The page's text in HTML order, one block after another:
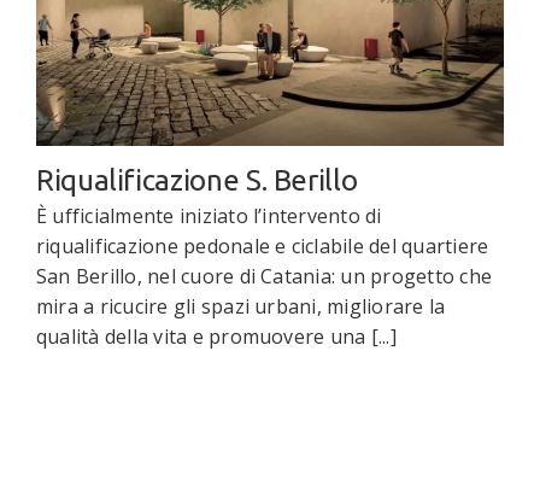
Riqualificazione S. Berillo
È ufficialmente iniziato l’intervento di
riqualificazione pedonale e ciclabile del quartiere
San Berillo, nel cuore di Catania: un progetto che
mira a ricucire gli spazi urbani, migliorare la
qualità della vita e promuovere una [...]